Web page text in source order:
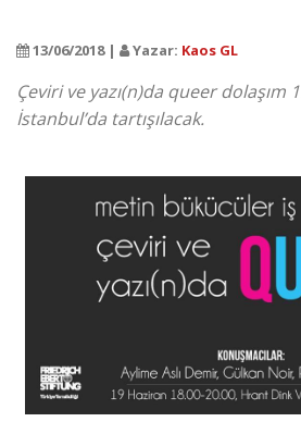
13/06/2018 | Yazar: Kaos GL
Çeviri ve yazı(n)da queer dolaşım
İstanbul’da tartışılacak.